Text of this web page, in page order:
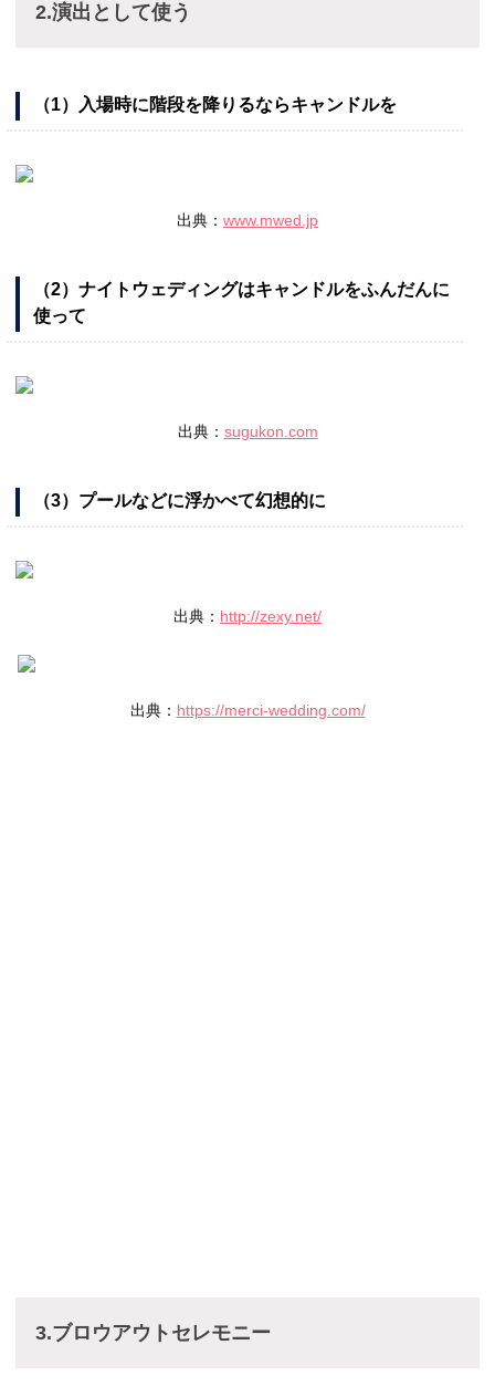
2.演出として使う
（1）入場時に階段を降りるならキャンドルを
出典： www.mwed.jp
（2）ナイトウェディングはキャンドルをふんだんに
使って
出典： sugukon.com
（3）プールなどに浮かべて幻想的に
出典： http://zexy.net/
出典： https://merci-wedding.com/
3.ブロウアウトセレモニー